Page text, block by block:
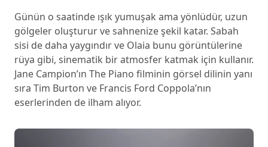
Günün o saatinde ışık yumuşak ama yönlüdür, uzun
gölgeler oluşturur ve sahnenize şekil katar. Sabah
sisi de daha yaygındır ve Olaia bunu görüntülerine
rüya gibi, sinematik bir atmosfer katmak için kullanır.
Jane Campion’ın The Piano filminin görsel dilinin yanı
sıra Tim Burton ve Francis Ford Coppola’nın
eserlerinden de ilham alıyor.